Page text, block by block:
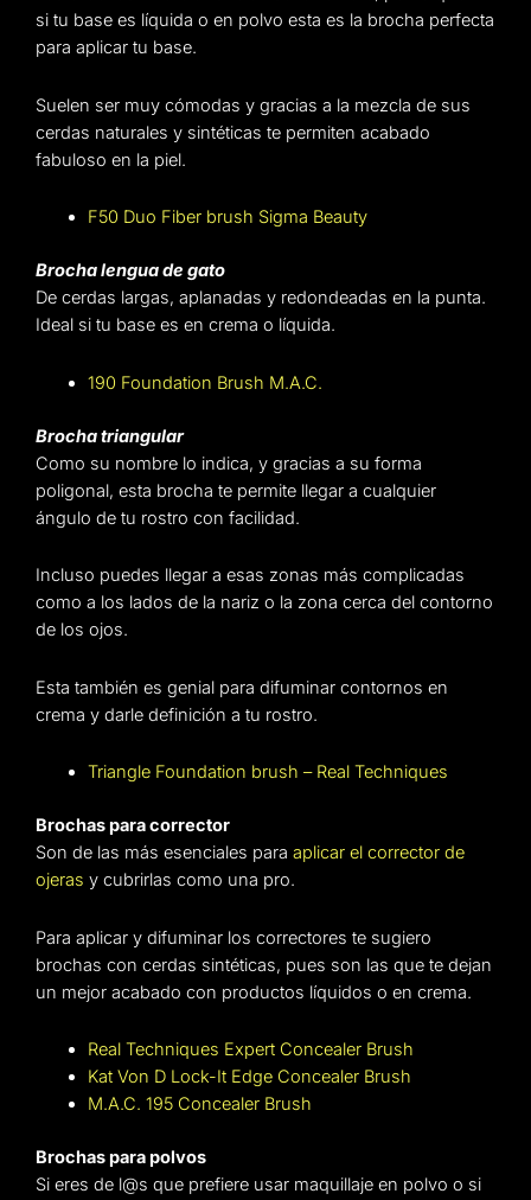
si tu base es líquida o en polvo esta es la brocha perfecta
para aplicar tu base.
Suelen ser muy cómodas y gracias a la mezcla de sus
cerdas naturales y sintéticas te permiten acabado
fabuloso en la piel.
F50 Duo Fiber brush Sigma Beauty
Brocha lengua de gato
De cerdas largas, aplanadas y redondeadas en la punta.
Ideal si tu base es en crema o líquida.
190 Foundation Brush M.A.C.
Brocha triangular
Como su nombre lo indica, y gracias a su forma
poligonal, esta brocha te permite llegar a cualquier
ángulo de tu rostro con facilidad.
Incluso puedes llegar a esas zonas más complicadas
como a los lados de la nariz o la zona cerca del contorno
de los ojos.
Esta también es genial para difuminar contornos en
crema y darle definición a tu rostro.
Triangle Foundation brush – Real Techniques
Brochas para corrector
Son de las más esenciales para aplicar el corrector de
ojeras y cubrirlas como una pro.
Para aplicar y difuminar los correctores te sugiero
brochas con cerdas sintéticas, pues son las que te dejan
un mejor acabado con productos líquidos o en crema.
Real Techniques Expert Concealer Brush
Kat Von D Lock-It Edge Concealer Brush
M.A.C. 195 Concealer Brush
Brochas para polvos
Si eres de l@s que prefiere usar maquillaje en polvo o si